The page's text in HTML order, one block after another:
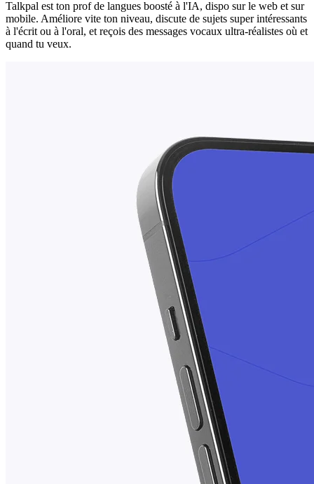
Talkpal est ton prof de langues boosté à l'IA, dispo sur le web et sur
mobile. Améliore vite ton niveau, discute de sujets super intéressants
à l'écrit ou à l'oral, et reçois des messages vocaux ultra-réalistes où et
quand tu veux.